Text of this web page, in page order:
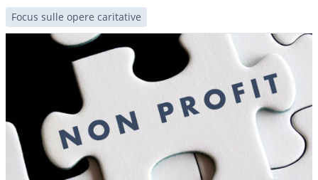
Focus sulle opere caritative